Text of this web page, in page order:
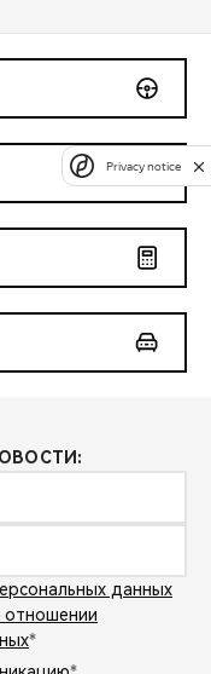
данных
отношении
*
Privacy notice